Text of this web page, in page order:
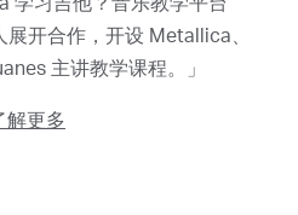
开合作，开设 Metallica、
主讲教学课程。」
解更多